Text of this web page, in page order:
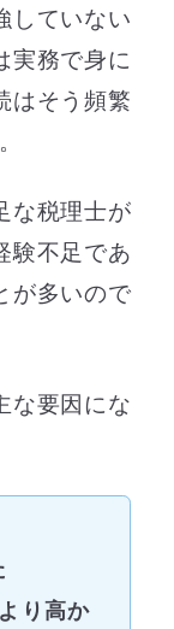
していない
実務で身に
はそう頻繁
な税理士が
験不足であ
が多いので
な要因にな
り高か